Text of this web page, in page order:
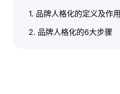
1. 品牌人格化的定义及作用
2. 品牌人格化的6大步骤